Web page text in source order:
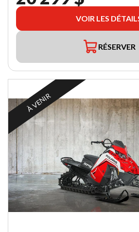
VOIR LES
RÉSERVER
À VENIR